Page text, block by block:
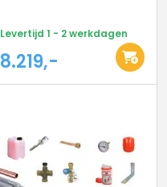
Levertijd 1 - 2 werkdagen
8.219,-